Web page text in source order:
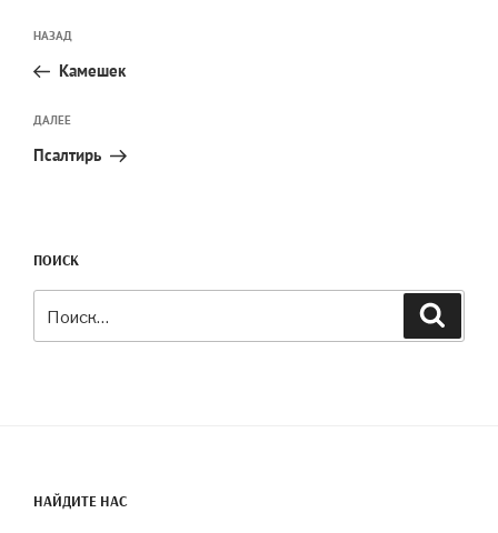
по
записям
Предыдущая
запись:
НАЗАД
Камешек
Следующая
запись
ДАЛЕЕ
Псалтирь
ПОИСК
НАЙДИТЕ НАС